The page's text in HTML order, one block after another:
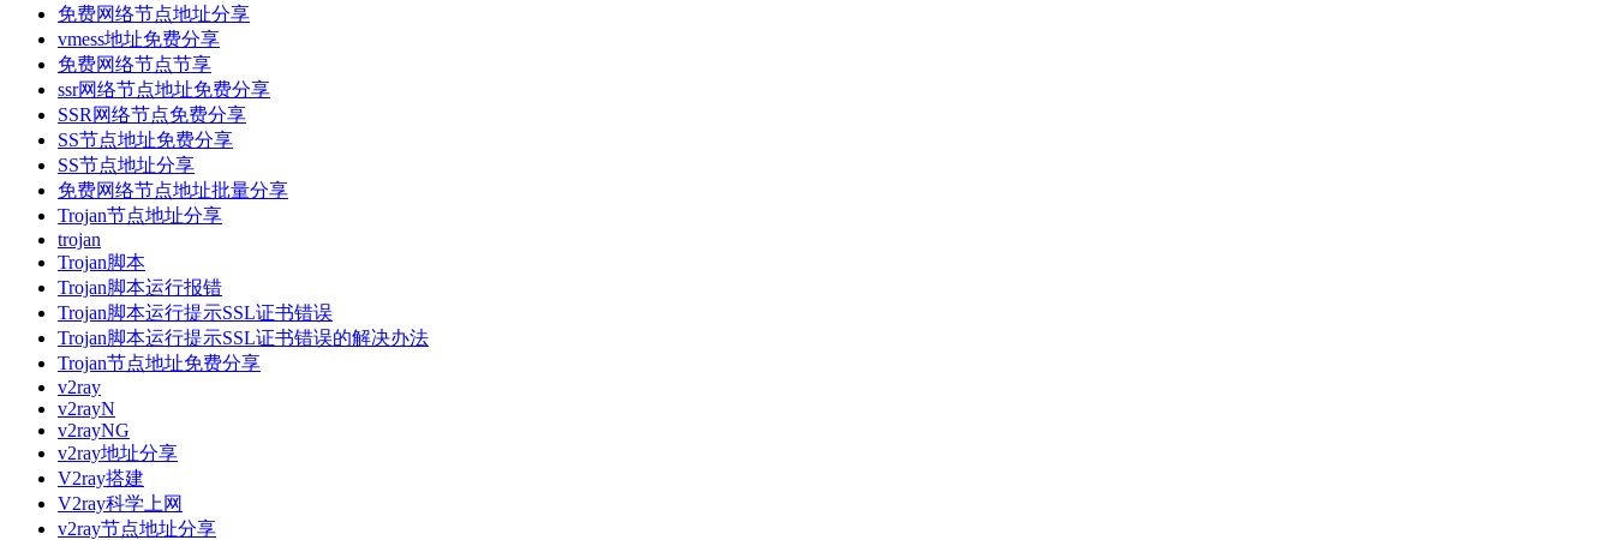
免费网络节点地址分享
vmess地址免费分享
免费网络节点节享
ssr网络节点地址免费分享
SSR网络节点免费分享
SS节点地址免费分享
SS节点地址分享
免费网络节点地址批量分享
Trojan节点地址分享
trojan
Trojan脚本
Trojan脚本运行报错
Trojan脚本运行提示SSL证书错误
Trojan脚本运行提示SSL证书错误的解决办法
Trojan节点地址免费分享
v2ray
v2rayN
v2rayNG
v2ray地址分享
V2ray搭建
V2ray科学上网
v2ray节点地址分享